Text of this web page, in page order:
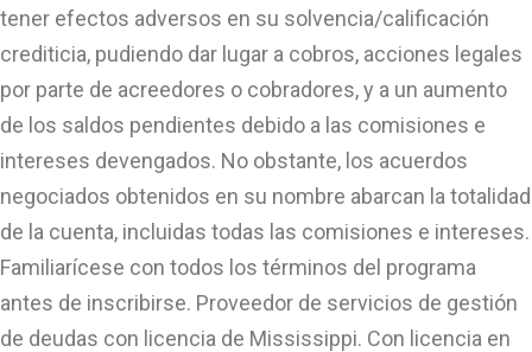
tener efectos adversos en su solvencia/calificación
crediticia, pudiendo dar lugar a cobros, acciones legales
por parte de acreedores o cobradores, y a un aumento
de los saldos pendientes debido a las comisiones e
intereses devengados. No obstante, los acuerdos
negociados obtenidos en su nombre abarcan la totalidad
de la cuenta, incluidas todas las comisiones e intereses.
Familiarícese con todos los términos del programa
antes de inscribirse. Proveedor de servicios de gestión
de deudas con licencia de Mississippi. Con licencia en